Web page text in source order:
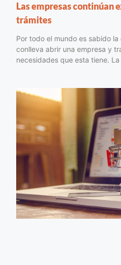
Las empresas continúan
trámites
Por todo el mundo es sabido
conlleva abrir una empresa y
necesidades que esta tiene.